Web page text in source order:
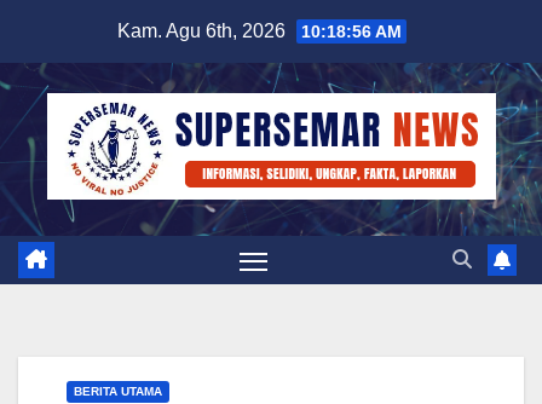
content
Kam. Agu 6th, 2026 10:18:57 AM
BERITA UTAMA